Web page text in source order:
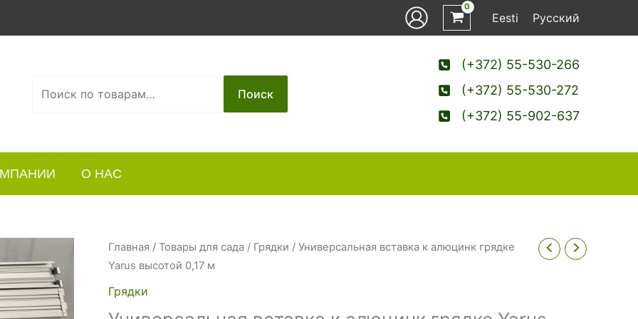
Eesti Русский
Поиск
(+372) 55-530-266
(+372) 55-530-272
(+372) 55-902-637
О НАС
Главная / Товары для сада / Грядки / Универсальная вставка к алюцинк грядке
Yarus высотой 0,17 м
Грядки